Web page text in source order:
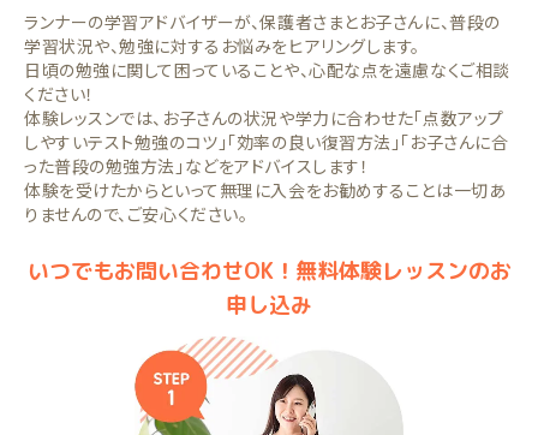
ランナーの学習アドバイザーが、保護者さまとお子さんに、普段の
学習状況や、勉強に対するお悩みをヒアリングします。
日頃の勉強に関して困っていることや、心配な点を遠慮なくご相談
ください！
体験レッスンでは、お子さんの状況や学力に合わせた「点数アップ
しやすいテスト勉強のコツ」「効率の良い復習方法」「お子さんに合
った普段の勉強方法」などをアドバイスします！
体験を受けたからといって無理に入会をお勧めすることは一切あ
りませんので、ご安心ください。
いつでもお問い合わせOK！無料体験レッスンのお
申し込み